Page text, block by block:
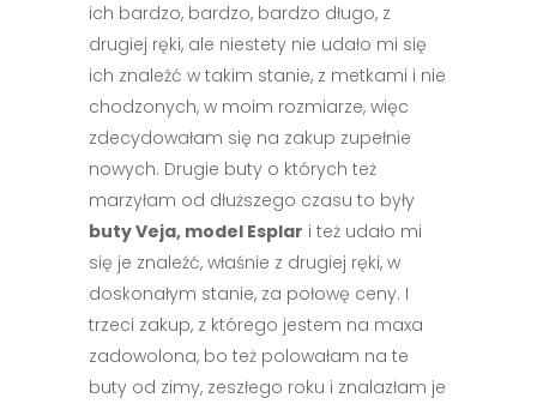
ich bardzo, bardzo, bardzo długo, z
drugiej ręki, ale niestety nie udało mi się
ich znaleźć w takim stanie, z metkami i nie
chodzonych, w moim rozmiarze, więc
zdecydowałam się na zakup zupełnie
nowych. Drugie buty o których też
marzyłam od dłuższego czasu to były
buty Veja, model Esplar i też udało mi
się je znaleźć, właśnie z drugiej ręki, w
doskonałym stanie, za połowę ceny. I
trzeci zakup, z którego jestem na maxa
zadowolona, bo też polowałam na te
buty od zimy, zeszłego roku i znalazłam je